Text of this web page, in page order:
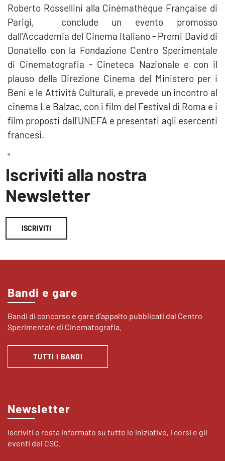
Roberto Rossellini alla Cinémathèque Française di
Parigi, conclude un evento promosso
dall'Accademia del Cinema Italiano - Premi David di
Donatello con la Fondazione Centro Sperimentale
di Cinematografia - Cineteca Nazionale e con il
plauso della Direzione Cinema del Ministero per i
Beni e le Attività Culturali, e prevede un incontro al
cinema Le Balzac, con i film del Festival di Roma e i
film proposti dall'UNEFA e presentati agli esercenti
francesi.
"
Iscriviti alla nostra
Newsletter
ISCRIVITI
Bandi e gare
Bandi di concorso e gare d’appalto pubblicati dal Centro
Sperimentale di Cinematografia.
TUTTI I BANDI
Newsletter
Iscriviti e resta informato su tutte le iniziative, i corsi e gli
eventi del CSC.